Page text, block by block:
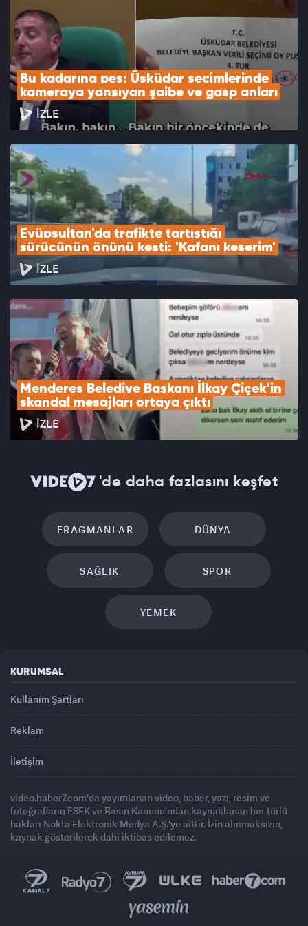
Bu kadarına pes: Üsküdar seçimlerinde
kameraya yansıyan şaibe ve gasp anları
İZLE
Eyüpsultan'da trafikte tartıştığı
sürücünün önünü kesti: 'Kafanı keserim'
İZLE
Menderes Belediye Başkanı İlkay Çiçek'in
skandal mesajları ortaya çıktı
İZLE
'de daha fazlasını keşfet
FRAGMANLAR DÜNYA
SAĞLIK SPOR
YEMEK
KURUMSAL
Kullanım Şartları
Reklam
İletişim
video.haber7.com'da yayımlanan video, haber, yazı, resim ve
fotoğrafların FSEK ve Basın Kanunu'ndan kaynaklanan her türlü
hakları Nokta Elektronik Medya A.Ş.'ye aittir. İzin alınmaksızın,
kaynak gösterilerek dahi iktibas edilemez.